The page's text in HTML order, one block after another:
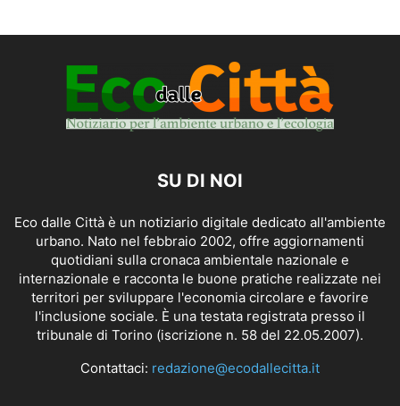
SU DI NOI
Eco dalle Città è un notiziario digitale dedicato all'ambiente
urbano. Nato nel febbraio 2002, offre aggiornamenti
quotidiani sulla cronaca ambientale nazionale e
internazionale e racconta le buone pratiche realizzate nei
territori per sviluppare l'economia circolare e favorire
l'inclusione sociale. È una testata registrata presso il
tribunale di Torino (iscrizione n. 58 del 22.05.2007).
Contattaci: redazione@ecodallecitta.it